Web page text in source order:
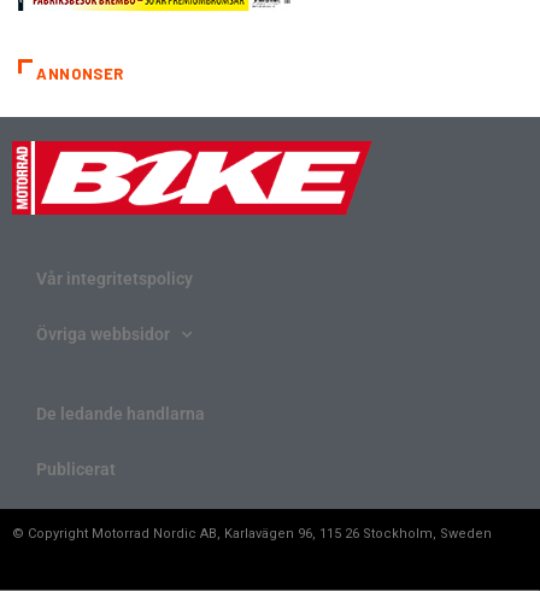
ANNONSER
Vår integritetspolicy
Övriga webbsidor
De ledande handlarna
Publicerat
© Copyright Motorrad Nordic AB, Karlavägen 96, 115 26 Stockholm, Sweden